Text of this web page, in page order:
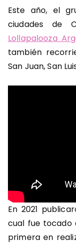
Este año, el
ciudades de
Lollapalooza
también
San Juan, San
En 2021
cual fue tocado
primera en